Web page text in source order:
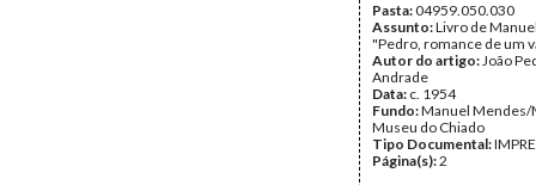
Pasta:04959.050.030
Assunto:Livro de
"Pedro, romance de um
Autor do artigo:João
Andrade
Data: c. 1954
Fundo:Manuel Mendes/
Museu do Chiado
Tipo Documental:
Página(s):2